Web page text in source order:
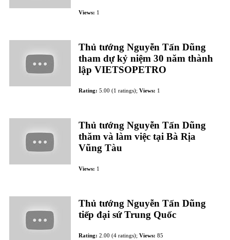
Views: 1
Thủ tướng Nguyễn Tấn Dũng
tham dự kỷ niệm 30 năm thành
lập VIETSOPETRO
Rating: 5.00 (1 ratings); Views: 1
Thủ tướng Nguyễn Tấn Dũng
thăm và làm việc tại Bà Rịa
Vũng Tàu
Views: 1
Thủ tướng Nguyễn Tấn Dũng
tiếp đại sứ Trung Quốc
Rating: 2.00 (4 ratings); Views: 85